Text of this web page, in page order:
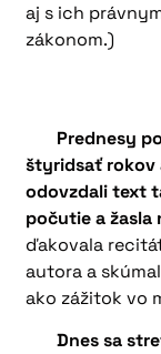
aj s ich
zákonom.)
Prednesy
štyridsať rokov
odovzdali text
počutie a žasla
ďakovala
autora a
ako zážitok vo
Dnes sa